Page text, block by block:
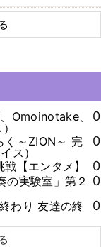
Omoinotake、
0
く～ZION～ 完
ス）
0
【エンタメ】
0
の実験室」第２ 0
わり 友達の終
0